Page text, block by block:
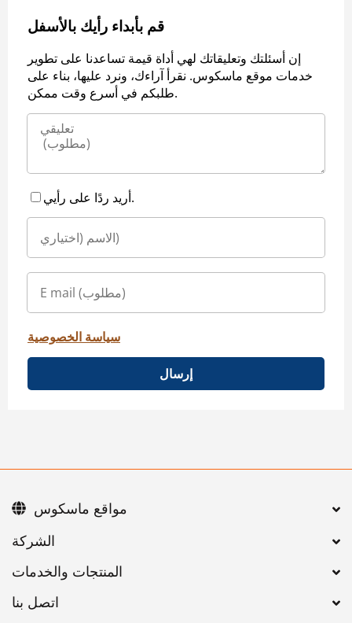
قم بأبداء رأيك بالأسفل
إن أسئلتك وتعليقاتك لهي أداة قيمة تساعدنا على تطوير
خدمات موقع ماسكوس. نقرأ آراءك، ونرد عليها، بناء على
طلبكم في أسرع وقت ممكن.
أريد ردًا على رأيي.
سياسة الخصوصية
إرسال
اتصل بنا
مواقع ماسكوس